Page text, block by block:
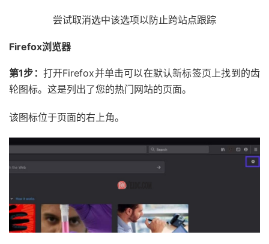
尝试取消选中该选项以防止跨站点跟踪
Firefox浏览器
第1步： 打开Firefox并单击可以在默认新标签页上找到的齿
轮图标。这是列出了您的热门网站的页面。
该图标位于页面的右上角。